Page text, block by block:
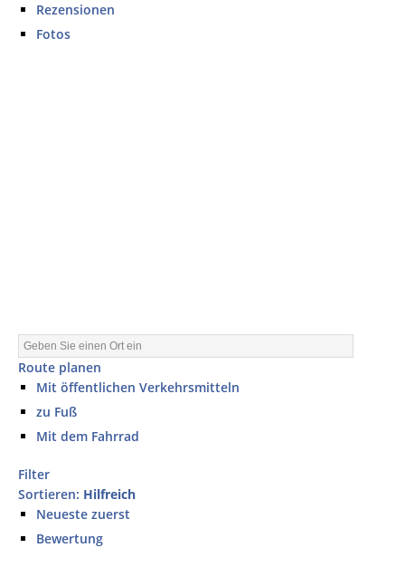
Rezensionen
Fotos
Route planen
Mit öffentlichen Verkehrsmitteln
zu Fuß
Mit dem Fahrrad
Filter
Sortieren: Hilfreich
Neueste zuerst
Bewertung